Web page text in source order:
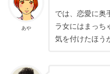
あや
では、恋愛に奥
ラ女にはまっち
気を付けたほう